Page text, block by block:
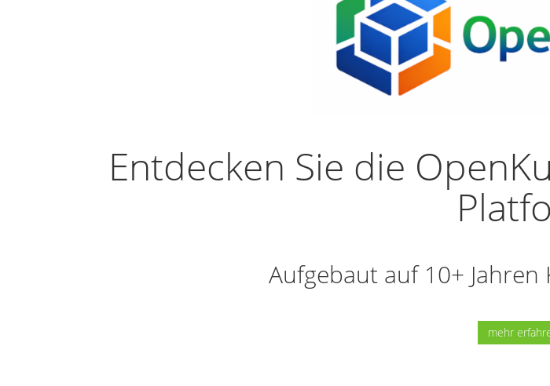
Entdecken Sie die
Aufgebaut auf 10+
mehr